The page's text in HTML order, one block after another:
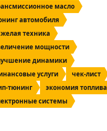
масло
автомобиля
техника
мощности
динамики
услуги
чек-лист
тюнинг
экономия топлива
системы